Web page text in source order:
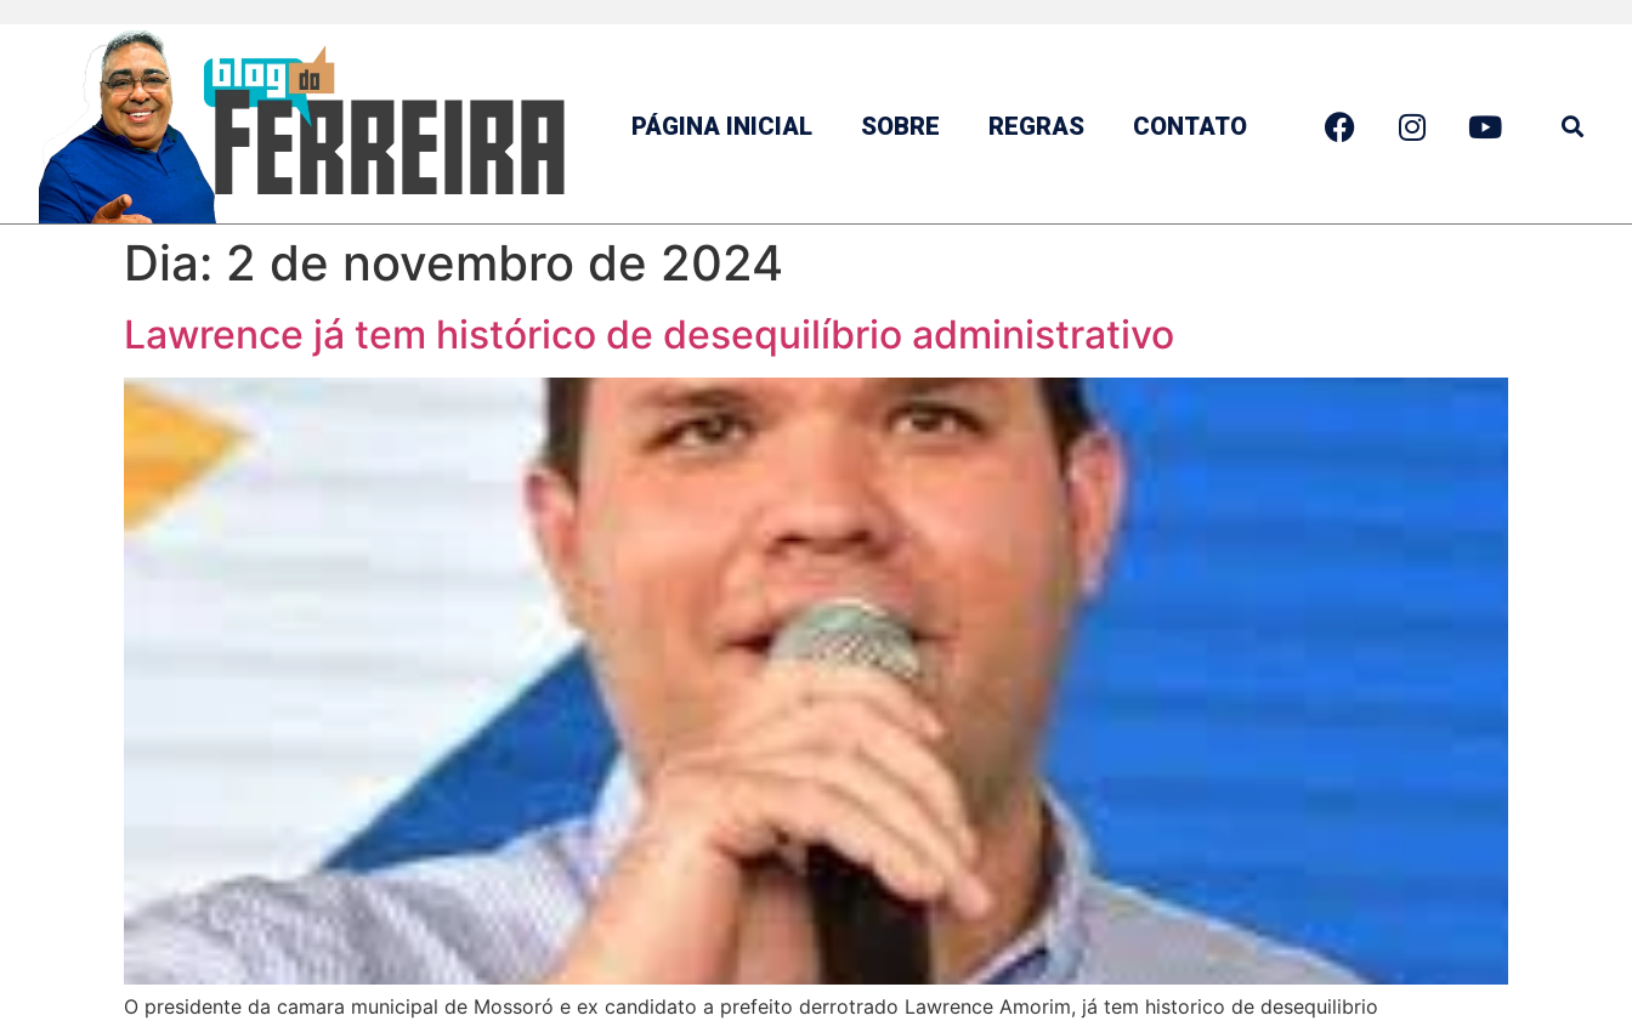
PÁGINA INICIAL SOBRE REGRAS CONTATO
Dia: 2 de novembro de 2024
Lawrence já tem histórico de desequilíbrio administrativo
O presidente da camara municipal de Mossoró e ex candidato a prefeito derrotrado Lawrence Amorim, já tem historico de desequilibrio